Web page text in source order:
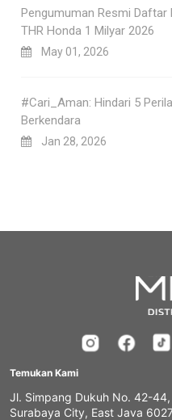
Pengumuman Resmi Daftar
THR Honda 1 Milyar 2026
May 01, 2026
#Cari_Aman: Hindari 5
Berkendara
Jan 28, 2026
Temukan Kami
Jl. Simpang Dukuh No. 42-
Surabaya City, East Java